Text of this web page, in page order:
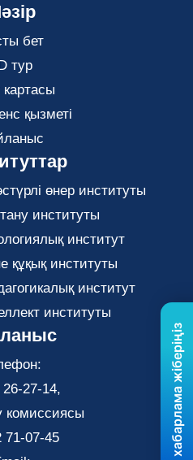
бет
тур
қызметі
өнер институты
институты
институт
құқық институты
институт
институты
27-14,
комиссиясы
71-07-45
Бізге хабарлама жіберіңіз